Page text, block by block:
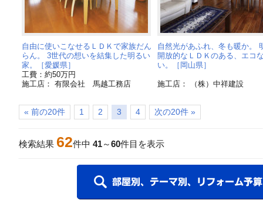
自由に使いこなせるＬＤＫで家族だん
らん。 3世代の想いを結集した明るい
家。［愛媛県］
工費：約50万円
施工店： 有限会社 馬越工務店
自然光があふれ、冬も暖か。
開放的なＬＤＫのある、エコ
い。［岡山県］
施工店： （株）中祥建設
« 前の20件 1 2 3 4 次の20件 »
検索結果 62件中 41～60件目を表示